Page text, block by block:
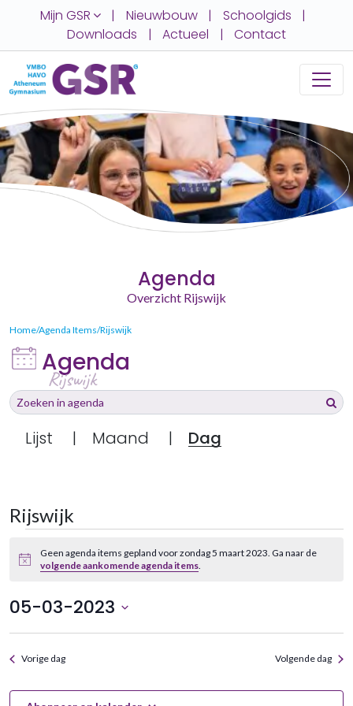
Mijn GSR | Nieuwbouw | Schoolgids
|
Downloads
| Actueel | Contact
Agenda
Overzicht Rijswijk
U
bent
hier:
Home/Agenda Items/Rijswijk
Agenda
Rijswijk
Zoeken
naar…
Lijst | Maand | Dag
Rijswijk
Items
zondag
5
maart
Bericht
Geen agenda items gepland voor zondag 5 maart 2023. Ga naar de
volgende aankomende agenda items.
05-03-2023
datum.
Vorige dag Volgende dag